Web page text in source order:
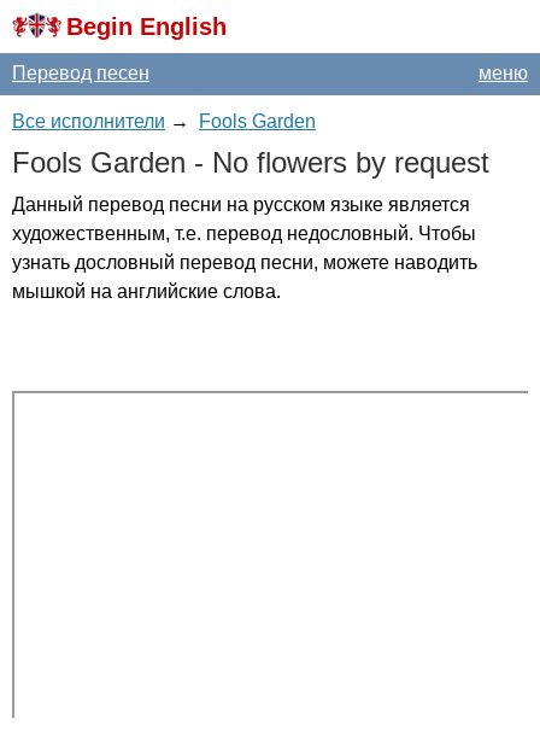
Begin English
меню
Перевод песен
Все исполнители → Fools Garden
Fools Garden - No flowers by request
Данный перевод песни на русском языке является
художественным, т.е. перевод недословный. Чтобы
узнать дословный перевод песни, можете наводить
мышкой на английские слова.